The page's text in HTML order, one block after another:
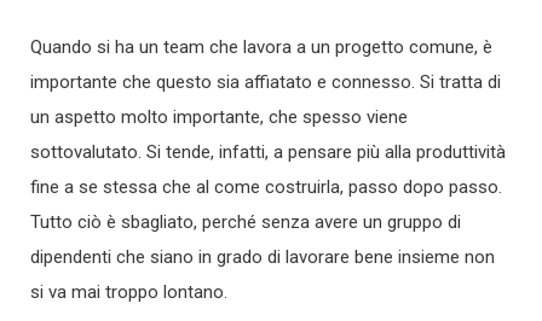
Quando si ha un team che lavora a un progetto comune, è
importante che questo sia affiatato e connesso. Si tratta di
un aspetto molto importante, che spesso viene
sottovalutato. Si tende, infatti, a pensare più alla produttività
fine a se stessa che al come costruirla, passo dopo passo.
Tutto ciò è sbagliato, perché senza avere un gruppo di
dipendenti che siano in grado di lavorare bene insieme non
si va mai troppo lontano.